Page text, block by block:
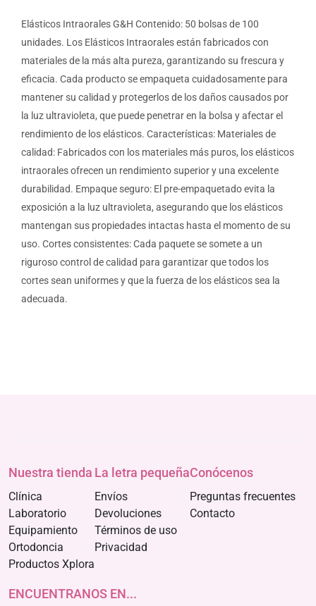
Elásticos Intraorales G&H Contenido: 50 bolsas de 100
unidades. Los Elásticos Intraorales están fabricados con
materiales de la más alta pureza, garantizando su frescura y
eficacia. Cada producto se empaqueta cuidadosamente para
mantener su calidad y protegerlos de los daños causados por
la luz ultravioleta, que puede penetrar en la bolsa y afectar el
rendimiento de los elásticos. Características: Materiales de
calidad: Fabricados con los materiales más puros, los elásticos
intraorales ofrecen un rendimiento superior y una excelente
durabilidad. Empaque seguro: El pre-empaquetado evita la
exposición a la luz ultravioleta, asegurando que los elásticos
mantengan sus propiedades intactas hasta el momento de su
uso. Cortes consistentes: Cada paquete se somete a un
riguroso control de calidad para garantizar que todos los
cortes sean uniformes y que la fuerza de los elásticos sea la
adecuada.
Nuestra tienda
Clínica
Laboratorio
Equipamiento
Ortodoncia
Productos Xplora
La letra pequeña
Envíos
Devoluciones
Términos de uso
Privacidad
Conócenos
Preguntas frecuentes
Contacto
ENCUENTRANOS EN...